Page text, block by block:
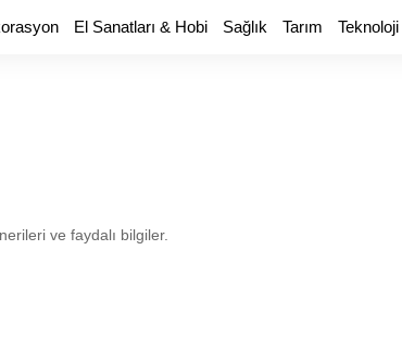
El Sanatları & Hobi Sağlık Tarım Teknoloji
ve faydalı bilgiler.